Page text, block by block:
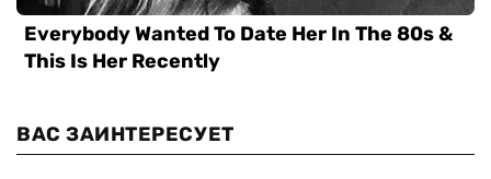
ВАС ЗАИНТЕРЕСУЕТ